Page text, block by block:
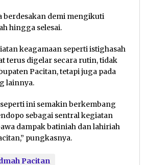
berdesakan demi mengikuti
hingga selesai.
keagamaan seperti istighasah
terus digelar secara rutin, tidak
Pacitan, tetapi juga pada
lainnya.
ini semakin berkembang
sebagai sentral kegiatan
dampak batiniah dan lahiriah
pungkasnya.
Pacitan